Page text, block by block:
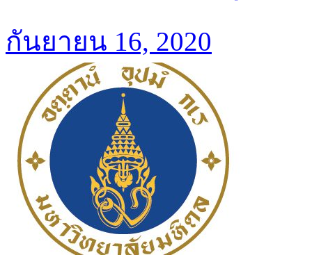
กันยายน 16, 2020